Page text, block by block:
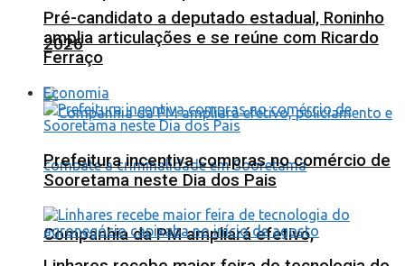
2026
Companhia da PM ampliará efetivo,
Pré-candidato a deputado estadual, Roninho
amplia articulações e se reúne com Ricardo
Ferraço
Economia
Prefeitura incentiva compras no comércio de
Sooretama neste Dia dos Pais